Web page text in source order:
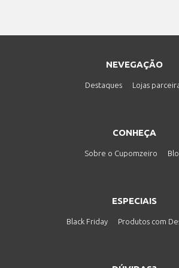
NEVEGAÇÃO
Destaques Lojas
CONHEÇA
Sobre o Cupomzeiro
ESPECIAIS
Black Friday Produtos com